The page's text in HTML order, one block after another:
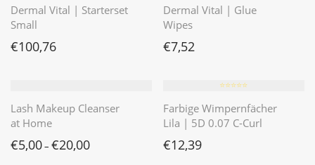
Dermal Vital | Starterset
Small
€100,76
Dermal Vital | Glue
Wipes
€7,52
Lash Makeup Cleanser
at Home
€5,00– €20,00
⭐️⭐️⭐️⭐️⭐️
Farbige Wimpernfächer
Lila | 5D 0.07 C-Curl
€12,39